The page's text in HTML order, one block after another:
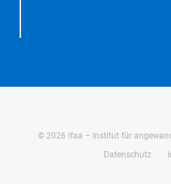
© 2026 ifaa – Institut für
Datenschutz